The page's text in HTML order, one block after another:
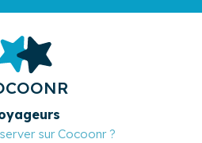
sur Cocoonr ?